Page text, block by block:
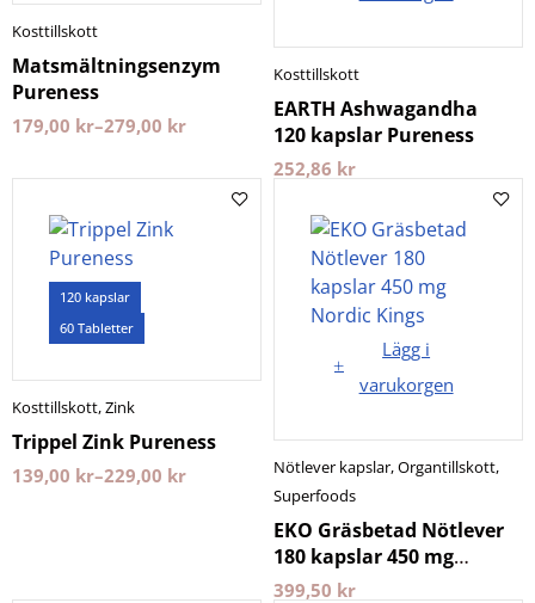
Kosttillskott
Matsmältningsenzym
Pureness
179,00 kr–279,00 kr
Kosttillskott
EARTH Ashwagandha
120 kapslar Pureness
252,86 kr
120 kapslar
60 Tabletter
Kosttillskott,Zink
Trippel Zink Pureness
139,00 kr–229,00 kr
Lägg i
varukorgen
Nötlever kapslar,Organtillskott,
Superfoods
EKO Gräsbetad Nötlever
180 kapslar 450 mg
Nordic Kings
399,50 kr